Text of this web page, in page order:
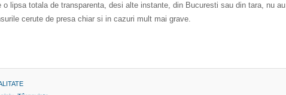
o lipsa totala de transparenta, desi alte instante, din Bucuresti sau din tara, nu au
cerute de presa chiar si in cazuri mult mai grave.